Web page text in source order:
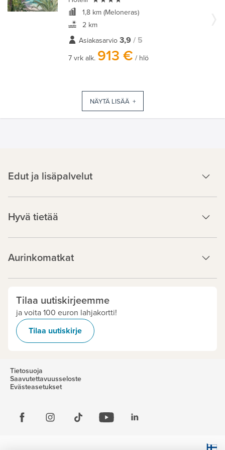
1,8 km (Meloneras)
2 km
Asiakasarvio 3,9 / 5
7 vrk alk. 913 € / hlö
NÄYTÄ LISÄÄ +
Edut ja lisäpalvelut
Hyvä tietää
Aurinkomatkat
Tilaa uutiskirjeemme
ja voita 100 euron lahjakortti!
Tilaa uutiskirje
Tietosuoja
Saavutettavuusseloste
Evästeasetukset